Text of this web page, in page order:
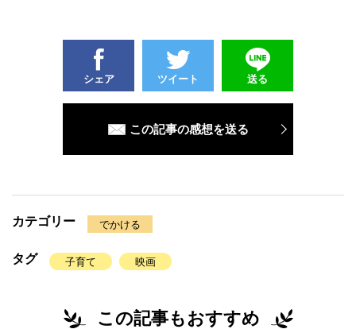
シェア ツイート 送る
この記事の感想を送る
カテゴリー でかける
タグ 子育て 映画
この記事もおすすめ